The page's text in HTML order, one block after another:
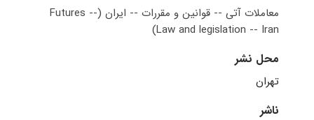
معاملات آتی -- قوانین و مقررات -- ایران (Futures --
Law and legislation -- Iran)
محل نشر
تهران
ناشر